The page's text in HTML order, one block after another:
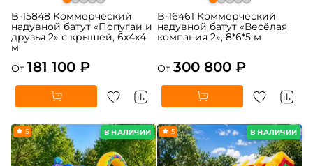
B-15848 Коммерческий
надувной батут «Попугаи и
друзья 2» с крышей, 6x4x4
м
От 181 100 ₽
B-16461 Коммерческий
надувной батут «Весёлая
компания 2», 8*6*5 м
От 300 800 ₽
В НАЛИЧИИ
5 В НАЛИЧИИ
5